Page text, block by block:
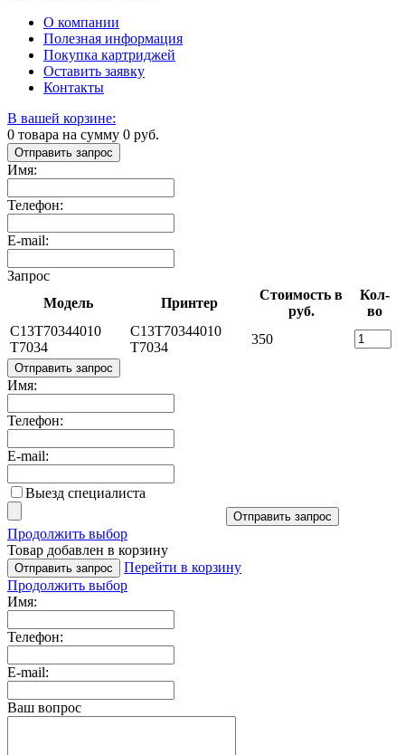
О компании
Полезная информация
Покупка картриджей
Оставить заявку
Контакты
В вашей корзине:
0 товара на сумму 0 руб.
Отправить запрос
Имя:
Телефон:
E-mail:
Запрос
Модель
Принтер
Стоимость в
руб.
Кол-
во
C13T70344010
T7034
C13T70344010
T7034
350
Отправить запрос
Имя:
Телефон:
E-mail:
Выезд специалиста
Отправить запрос
Продолжить выбор
Товар добавлен в корзину
Отправить запрос
Перейти в корзину
Продолжить выбор
Имя:
Телефон:
E-mail:
Ваш вопрос